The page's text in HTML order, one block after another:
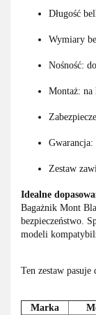
Długość
Wymiary
Nośność:
Montaż:
Gwarancja:
Zestaw
Idealne
Bagażnik Mont
bezpieczeństwo.
modeli
Ten zestaw
Marka